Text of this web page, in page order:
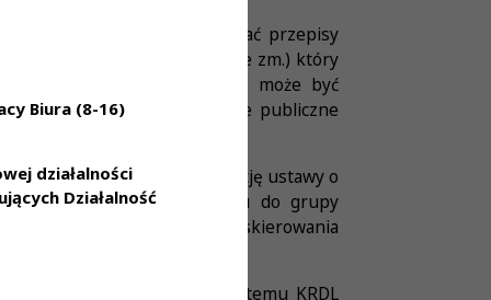
Biura (8-16)
działalności
Działalność
laboratoryjnej mogą naruszać przepisy
z 1997 r. Nr 78, poz. 483 ze zm.) który
władze publiczne. Nikt nie może być
art. 70 ust. 4 tj. „Władze publiczne
poprzez nowelizację ustawy o
np. w stosunku do grupy
iż istnieje konieczność skierowania
Ponad rok temu KRDL